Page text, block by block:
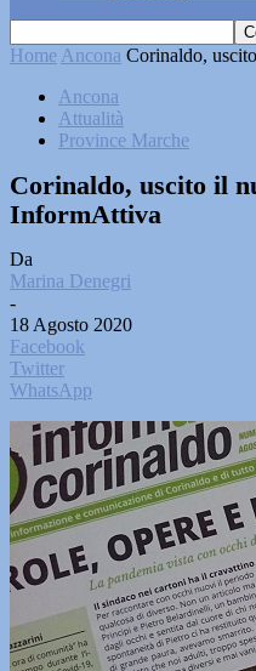
Home Ancona Corinaldo,
Ancona
Attualità
Province Marche
Corinaldo, uscito il
InformAttiva
Da
Marina Denegri
-
18 Agosto 2020
Facebook
Twitter
WhatsApp